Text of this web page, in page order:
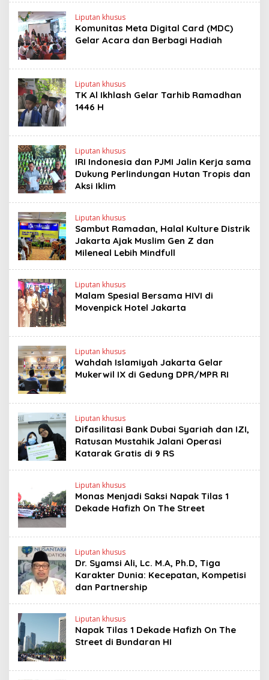
Liputan khusus
Komunitas Meta Digital Card (MDC)
Gelar Acara dan Berbagi Hadiah
Liputan khusus
TK Al Ikhlash Gelar Tarhib Ramadhan
1446 H
Liputan khusus
IRI Indonesia dan PJMI Jalin Kerja sama
Dukung Perlindungan Hutan Tropis dan
Aksi Iklim
Liputan khusus
Sambut Ramadan, Halal Kulture Distrik
Jakarta Ajak Muslim Gen Z dan
Mileneal Lebih Mindfull
Liputan khusus
Malam Spesial Bersama HIVI di
Movenpick Hotel Jakarta
Liputan khusus
Wahdah Islamiyah Jakarta Gelar
Mukerwil IX di Gedung DPR/MPR RI
Liputan khusus
Difasilitasi Bank Dubai Syariah dan IZI,
Ratusan Mustahik Jalani Operasi
Katarak Gratis di 9 RS
Liputan khusus
Monas Menjadi Saksi Napak Tilas 1
Dekade Hafizh On The Street
Liputan khusus
Dr. Syamsi Ali, Lc. M.A, Ph.D, Tiga
Karakter Dunia: Kecepatan, Kompetisi
dan Partnership
Liputan khusus
Napak Tilas 1 Dekade Hafizh On The
Street di Bundaran HI